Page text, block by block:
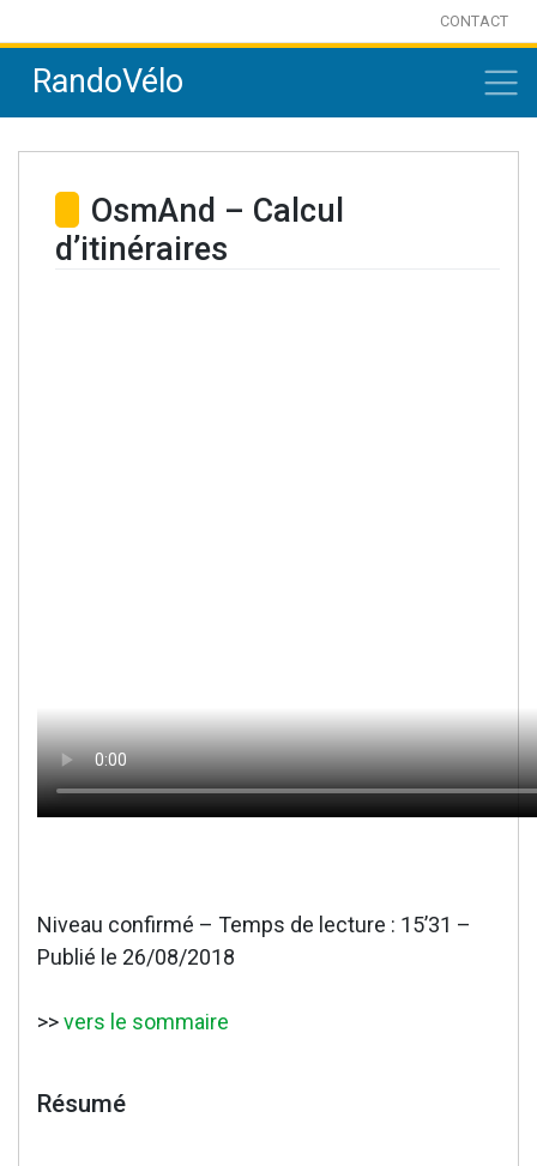
to
content
CONTACT
RandoVélo
OsmAnd – Calcul
d’itinéraires
Niveau confirmé – Temps de lecture : 15’31 –
Publié le 26/08/2018
>>vers le sommaire
Résumé